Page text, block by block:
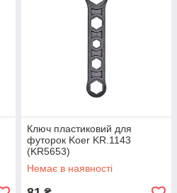
Ключ пластиковий для
футорок Koer KR.1143
(KR5653)
Немає в наявності